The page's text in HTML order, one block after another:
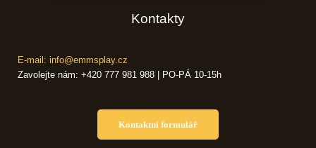
Kontakty
E-mail: info@emmsplay.cz
Zavolejte nám: +420 777 981 988 | PO-PÁ 10-15h
Kontaktní formulář